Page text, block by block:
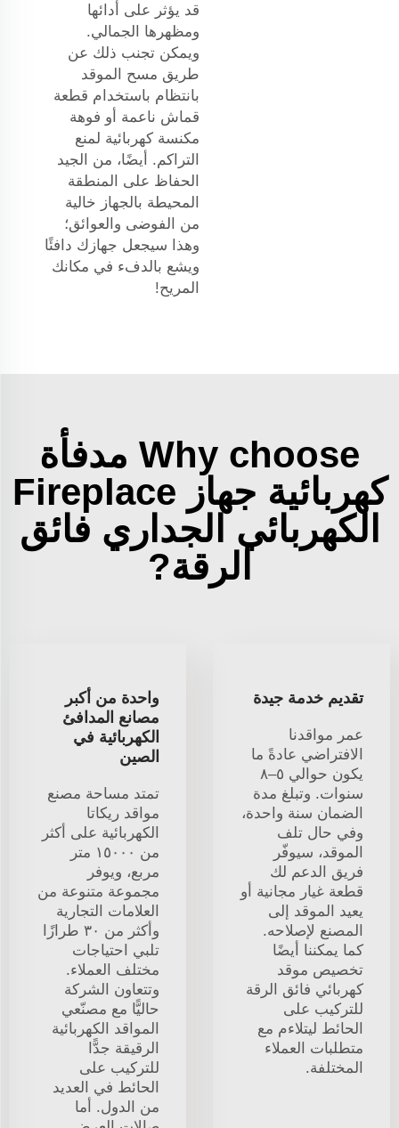
قد يؤثر على أدائها
ومظهرها الجمالي.
ويمكن تجنب ذلك عن
طريق مسح الموقد
بانتظام باستخدام قطعة
قماش ناعمة أو فوهة
مكنسة كهربائية لمنع
التراكم. أيضًا، من الجيد
الحفاظ على المنطقة
المحيطة بالجهاز خالية
من الفوضى والعوائق؛
وهذا سيجعل جهازك دافئًا
ويشع بالدفء في مكانك
المريح!
Why choose مدفأة
كهربائية جهاز Fireplace
الكهربائي الجداري فائق
الرقة?
تقديم خدمة جيدة
عمر مواقدنا
الافتراضي عادةً ما
يكون حوالي ٥–٨
سنوات. وتبلغ مدة
الضمان سنة واحدة،
وفي حال تلف
الموقد، سيوفّر
فريق الدعم لك
قطعة غيار مجانية أو
يعيد الموقد إلى
المصنع لإصلاحه.
كما يمكننا أيضًا
تخصيص موقد
كهربائي فائق الرقة
للتركيب على
الحائط ليتلاءم مع
متطلبات العملاء
المختلفة.
واحدة من أكبر
مصانع المدافئ
الكهربائية في
الصين
تمتد مساحة مصنع
مواقد ريكاتا
الكهربائية على أكثر
من ١٥٠٠٠ متر
مربع، ويوفر
مجموعة متنوعة من
العلامات التجارية
وأكثر من ٣٠ طرازًا
تلبي احتياجات
مختلف العملاء.
وتتعاون الشركة
حاليًّا مع مصنّعي
المواقد الكهربائية
الرقيقة جدًّا
للتركيب على
الحائط في العديد
من الدول. أما